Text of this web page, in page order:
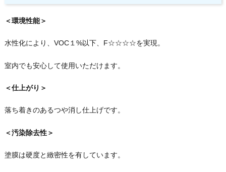
＜環境性能＞
水性化により、VOC１%以下、F☆☆☆☆を実現。
室内でも安心して使用いただけます。
＜仕上がり＞
落ち着きのあるつや消し仕上げです。
＜汚染除去性＞
塗膜は硬度と緻密性を有しています。